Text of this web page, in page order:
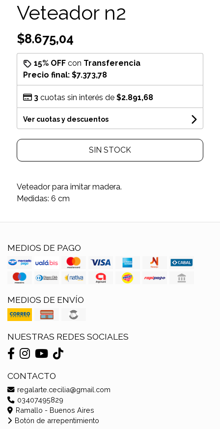
Veteador n2
$8.675,04
15% OFFcon Transferencia
Precio final: $7.373,78
3cuotas sin interés de $2.891,68
Ver cuotas y descuentos
SIN STOCK
Veteador para imitar madera.
Medidas: 6 cm
MEDIOS DE PAGO
MEDIOS DE ENVÍO
NUESTRAS REDES SOCIALES
CONTACTO
regalarte.cecilia@gmail.com
03407495829
Ramallo - Buenos Aires
Botón de arrepentimiento